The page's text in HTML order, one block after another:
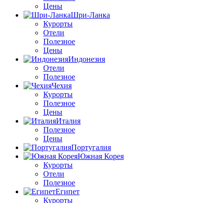
Цены
Шри-Ланка
Курорты
Отели
Полезное
Цены
Индонезия
Отели
Полезное
Чехия
Курорты
Полезное
Цены
Италия
Полезное
Цены
Португалия
Южная Корея
Курорты
Отели
Полезное
Египет
Курорты